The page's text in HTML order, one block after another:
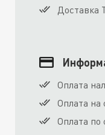
Доставка
Оплата
Оплата на
Оплата по